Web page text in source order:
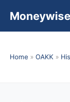
Moneywise
Home » OAKK »